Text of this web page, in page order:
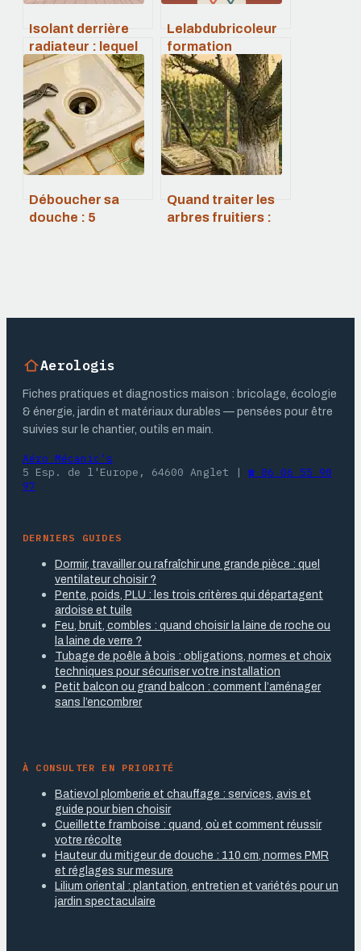
Isolant derrière
radiateur : lequel
choisir et
comment bien le
poser
Lelabdubricoleur
formation
bricolage prix : ce
qu’il faut vraiment
savoir
Déboucher sa
douche : 5
Quand traiter les
arbres fruitiers :
Aerologis
Fiches pratiques et diagnostics maison : bricolage, écologie
& énergie, jardin et matériaux durables — pensées pour être
suivies sur le chantier, outils en main.
Aéro Mécanic's
5 Esp. de l'Europe, 64600 Anglet | ☎ 06 06 55 90
97
DERNIERS GUIDES
Dormir, travailler ou rafraîchir une grande pièce : quel
ventilateur choisir ?
Pente, poids, PLU : les trois critères qui départagent
ardoise et tuile
Feu, bruit, combles : quand choisir la laine de roche ou
la laine de verre ?
Tubage de poêle à bois : obligations, normes et choix
techniques pour sécuriser votre installation
Petit balcon ou grand balcon : comment l’aménager
sans l’encombrer
À CONSULTER EN PRIORITÉ
Batievol plomberie et chauffage : services, avis et
guide pour bien choisir
Cueillette framboise : quand, où et comment réussir
votre récolte
Hauteur du mitigeur de douche : 110 cm, normes PMR
et réglages sur mesure
Lilium oriental : plantation, entretien et variétés pour un
jardin spectaculaire